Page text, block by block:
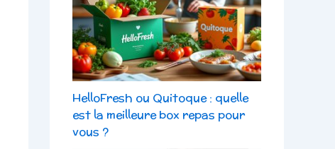
HelloFresh ou Quitoque : quelle
est la meilleure box repas pour
vous ?